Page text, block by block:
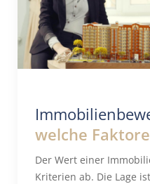
welche
Der Wert einer
Kriterien ab. Die Lage